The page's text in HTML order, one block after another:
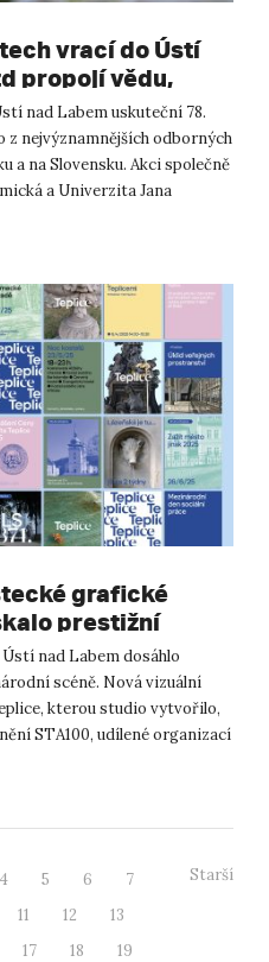
vrací do Ústí
propojí vědu,
nad Labem uskuteční 78.
z nejvýznamnějších odborných
a na Slovensku. Akci společně
a Univerzita Jana
grafické
prestižní
za novou
Stojí za nimi
nad Labem dosáhlo
scéně. Nová vizuální
kterou studio vytvořilo,
STA100, udílené organizací
4 5 6
7
11 12
13
17 18
19
Starší